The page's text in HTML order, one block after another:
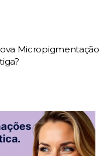
Micropigmentação